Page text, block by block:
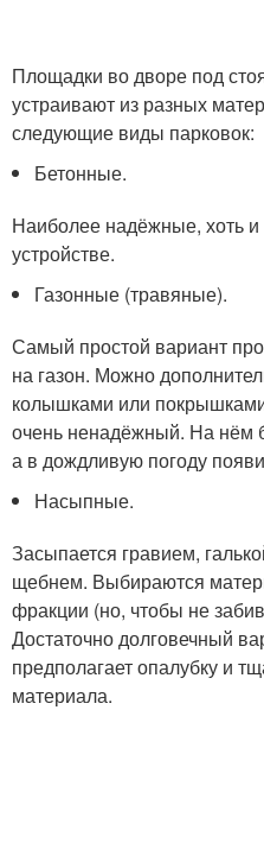
Площадки во дворе под
устраивают из разных
следующие виды парковок:
Бетонные.
Наиболее надёжные, хоть и
устройстве.
Газонные (травяные).
Самый простой вариант
на газон. Можно
колышками или
очень ненадёжный. На нём
а в дождливую погоду
Насыпные.
Засыпается гравием,
щебнем. Выбираются
фракции (но, чтобы не
Достаточно долговечный
предполагает опалубку и
материала.